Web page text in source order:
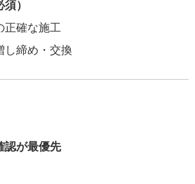
）
正確な施工
し締め・交換
認が最優先